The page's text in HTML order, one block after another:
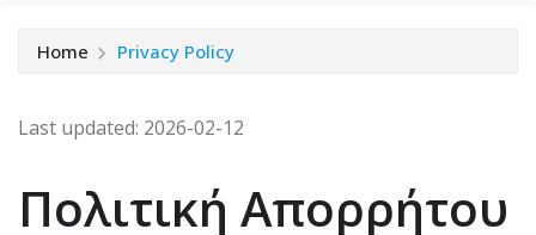
Home Privacy Policy
Last updated: 2026-02-12
Πολιτική Απορρήτου